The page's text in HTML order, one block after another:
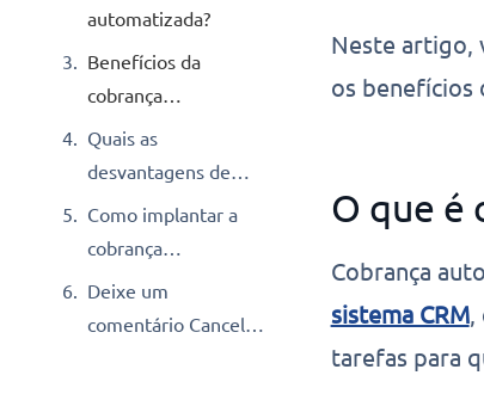
automatizada?
Benefícios da
cobrança
automatizada
Quais as
desvantagens de
não automatizar?
Como implantar a
cobrança
automatizada dentro
da empresa?
Deixe um
comentário Cancelar
Neste artigo,
os benefícios
O que é
Cobrança
sistema CRM,
tarefas para